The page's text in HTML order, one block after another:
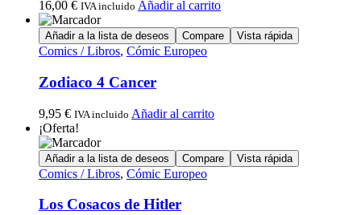
16,00 € IVA incluido Añadir al carrito
Añadir a la lista de deseos Compare Vista rápida
Comics / Libros, Cómic Europeo
Zodiaco 4 Cancer
9,95 € IVA incluido Añadir al carrito
¡Oferta!
Añadir a la lista de deseos Compare Vista rápida
Comics / Libros, Cómic Europeo
Los Cosacos de Hitler